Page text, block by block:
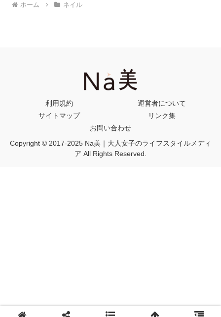
ホーム ネイル
利用規約
運営者について
サイトマップ
リンク集
お問い合わせ
Copyright © 2017-2025 Na美｜大人女子のライフスタイルメディ
ア All Rights Reserved.